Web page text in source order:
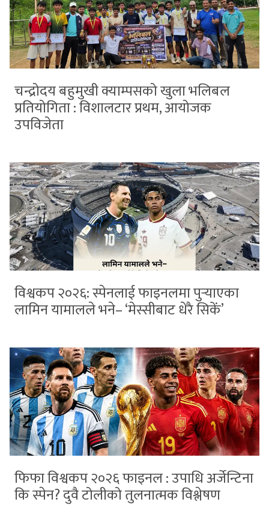
चन्द्रोदय बहुमुखी क्याम्पसको खुला भलिबल
प्रतियोगिता : विशालटार प्रथम, आयोजक
उपविजेता
विश्वकप २०२६: स्पेनलाई फाइनलमा पुर्‍याएका
लामिन यामालले भने– ‘मेस्सीबाट धेरै सिकें’
फिफा विश्वकप २०२६ फाइनल : उपाधि अर्जेन्टिना
कि स्पेन? दुवै टोलीको तुलनात्मक विश्लेषण